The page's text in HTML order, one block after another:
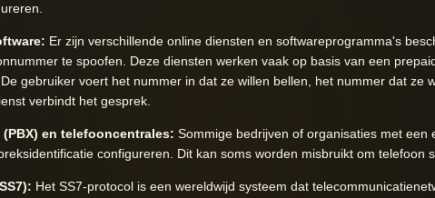
Er zijn verschillende online diensten en softwareprogramma's
te spoofen. Deze diensten werken vaak op basis van een
gebruiker voert het nummer in dat ze willen bellen, het nummer dat ze
verbindt het gesprek.
en telefooncentrales: Sommige bedrijven of organisaties met een
configureren. Dit kan soms worden misbruikt om telefoon
Het SS7-protocol is een wereldwijd systeem dat